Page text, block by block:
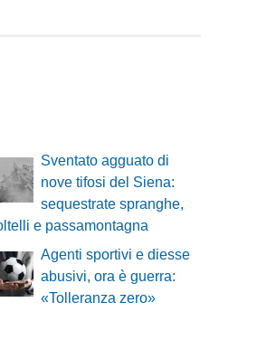
Sventato agguato di
nove tifosi del Siena:
sequestrate spranghe,
e passamontagna
Agenti sportivi e diesse
abusivi, ora è guerra:
«Tolleranza zero»